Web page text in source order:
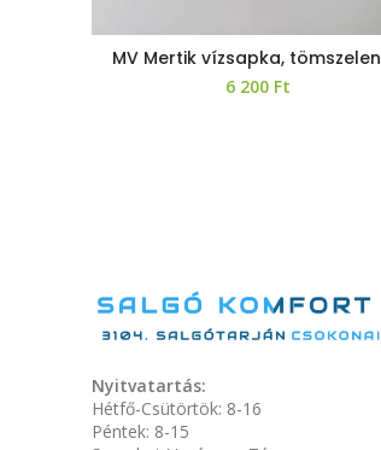
MV Mertik vízsapka,
6 200 Ft
Nyitvatartás:
Hétfő-Csütörtök: 8-16
Péntek: 8-15